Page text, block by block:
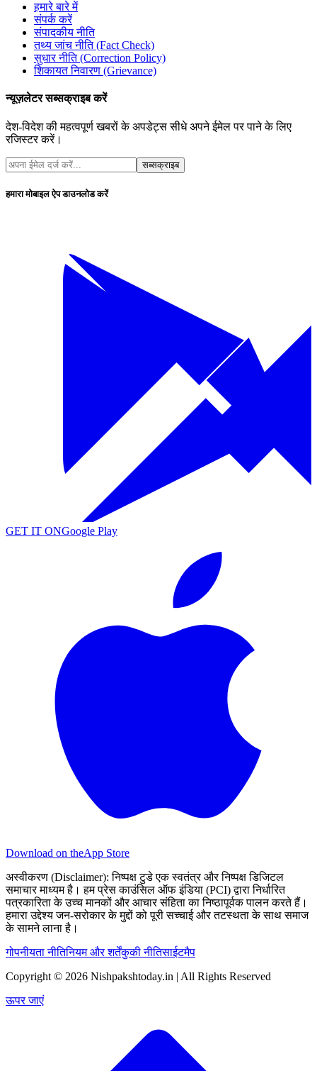
हमारे बारे में
संपर्क करें
संपादकीय नीति
तथ्य जांच नीति (Fact Check)
सुधार नीति (Correction Policy)
शिकायत निवारण (Grievance)
न्यूज़लेटर सब्सक्राइब करें
देश-विदेश की महत्वपूर्ण खबरों के अपडेट्स सीधे अपने ईमेल पर पाने के लिए
रजिस्टर करें।
सब्सक्राइब
हमारा मोबाइल ऐप डाउनलोड करें
GET IT ONGoogle Play
Download on theApp Store
अस्वीकरण (Disclaimer): निष्पक्ष टुडे एक स्वतंत्र और निष्पक्ष डिजिटल
समाचार माध्यम है। हम प्रेस काउंसिल ऑफ इंडिया (PCI) द्वारा निर्धारित
पत्रकारिता के उच्च मानकों और आचार संहिता का निष्ठापूर्वक पालन करते हैं।
हमारा उद्देश्य जन-सरोकार के मुद्दों को पूरी सच्चाई और तटस्थता के साथ समाज
के सामने लाना है।
गोपनीयता नीतिनियम और शर्तेंकुकी नीतिसाईटमैप
Copyright © 2026 Nishpakshtoday.in | All Rights Reserved
ऊपर जाएं